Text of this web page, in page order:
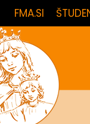
FMA.SI